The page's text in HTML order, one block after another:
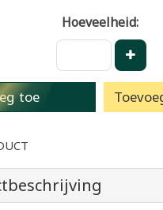
Hoeveelheid:
toe